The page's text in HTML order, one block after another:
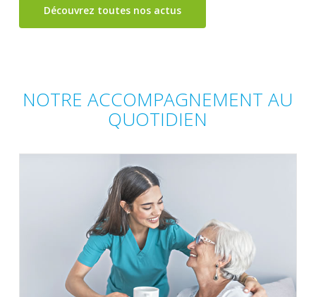
Découvrez toutes nos actus
NOTRE ACCOMPAGNEMENT AU
QUOTIDIEN